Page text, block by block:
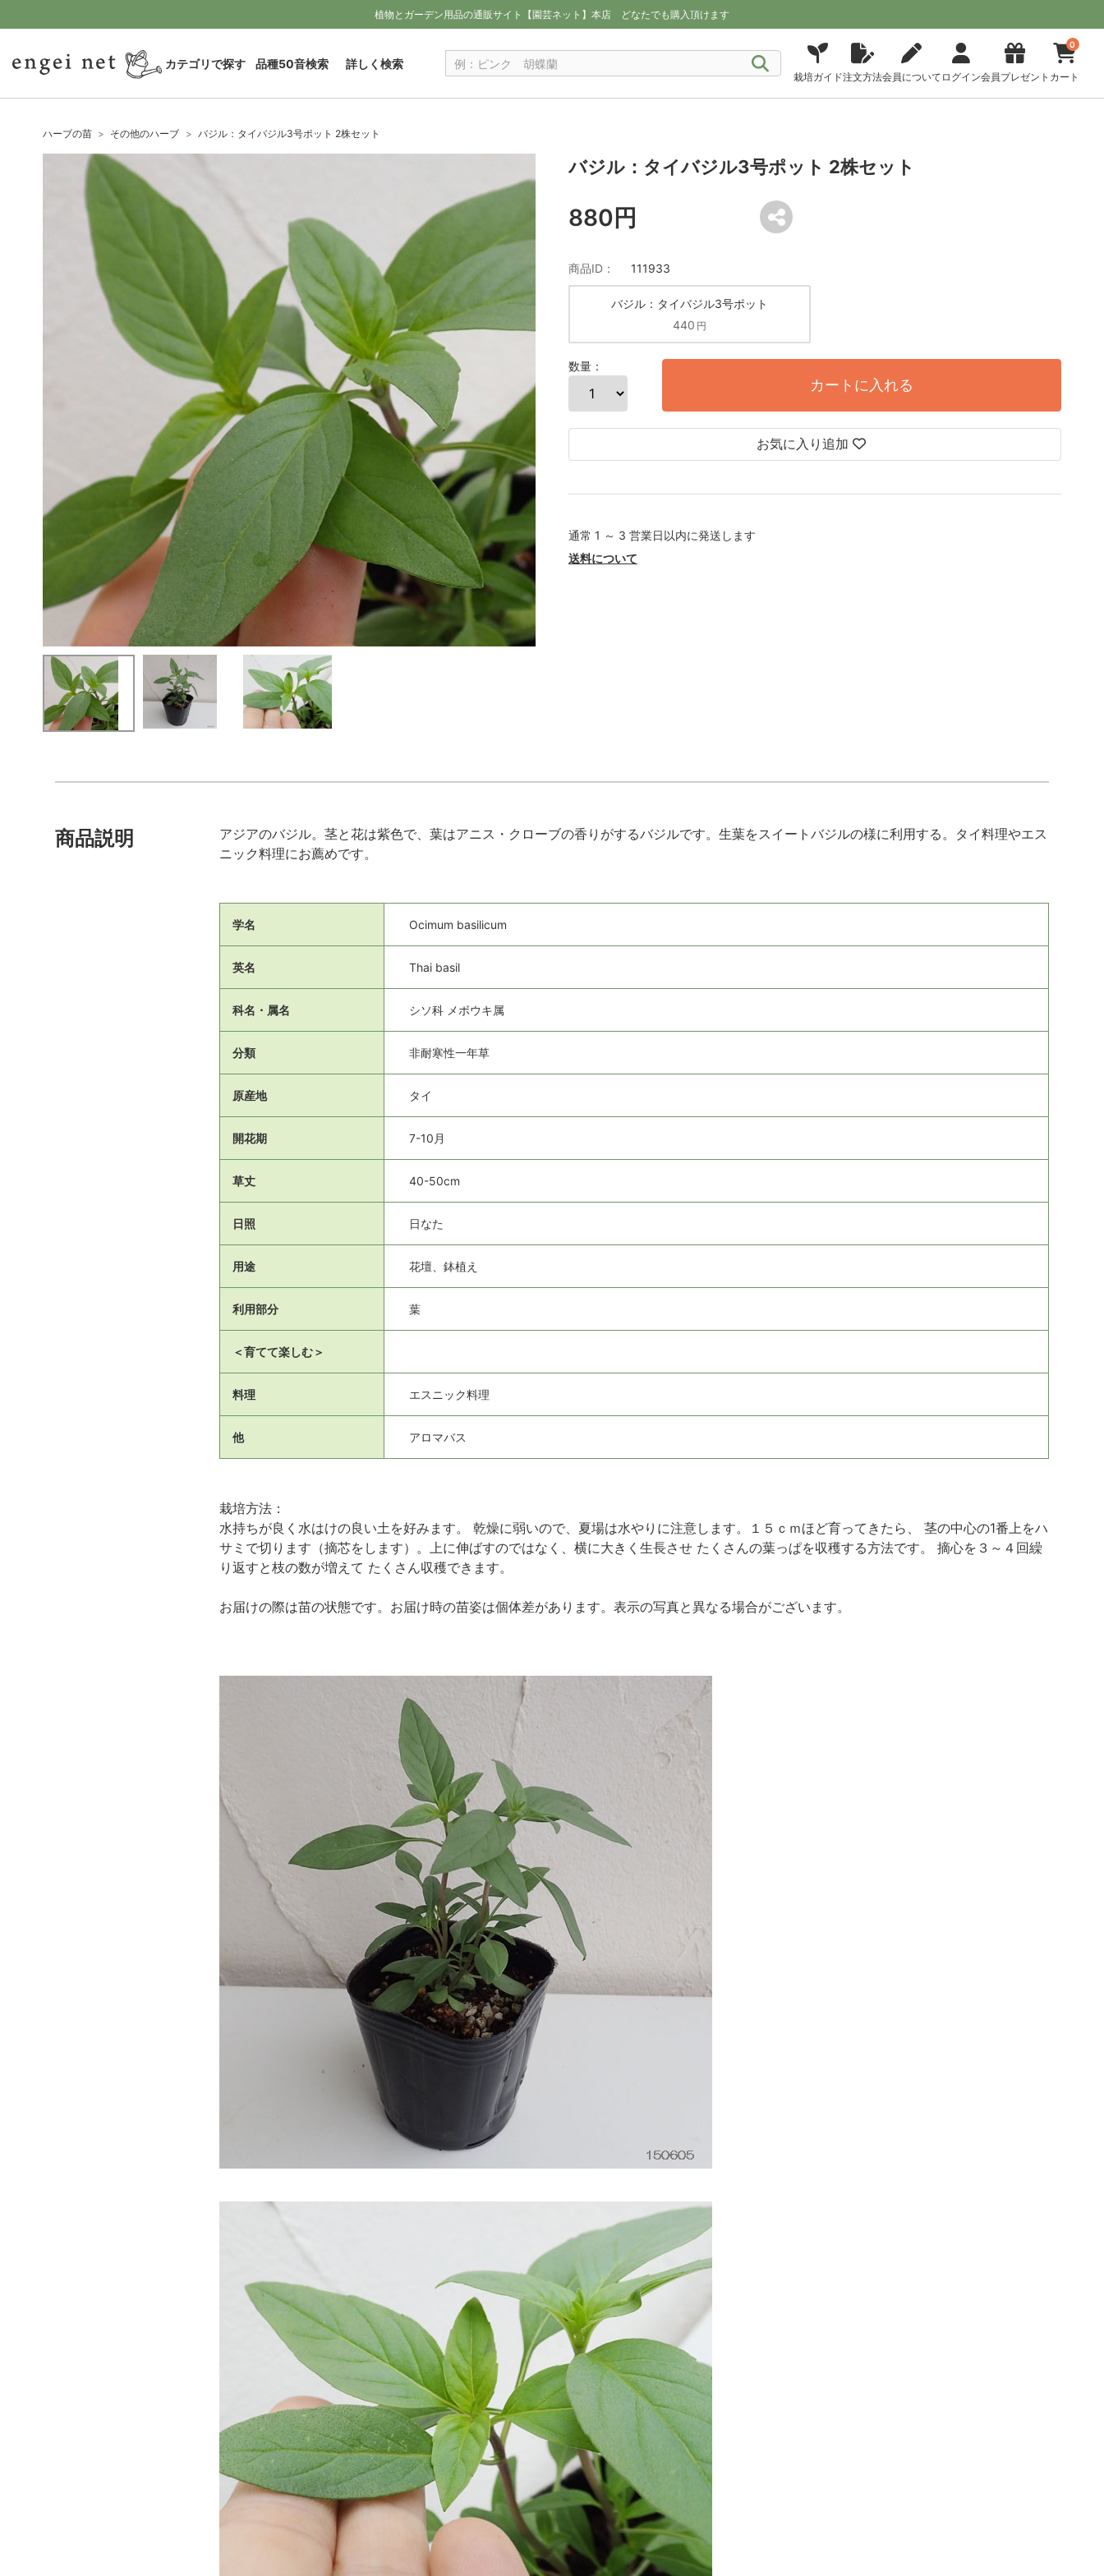
植物とガーデン用品の通販サイト【園芸ネット】本店 どなたでも購入頂けます
カテゴリで探す 品種50音検索 詳しく検索
栽培ガイド注文方法会員について ログイン会員プレゼント
0
カート
ハーブの苗 その他のハーブ バジル：タイバジル3号ポット 2株セット
バジル：タイバジル3号ポット 2株セット
880円
商品ID： 111933
バジル：タイバジル3号ポット
440 円
数量：
カートに入れる
お気に入り追加
通常 1 ～ 3 営業日以内に発送します
送料について
商品説明
アジアのバジル。茎と花は紫色で、葉はアニス・クローブの香りがするバジルです。生葉をスイートバジルの様に利用する。タイ料理やエス
ニック料理にお薦めです。
学名 Ocimum basilicum
英名 Thai basil
科名・属名 シソ科 メボウキ属
分類 非耐寒性一年草
原産地 タイ
開花期 7-10月
草丈 40-50cm
日照 日なた
用途 花壇、鉢植え
利用部分 葉
＜育てて楽しむ＞
料理 エスニック料理
他 アロマバス
栽培方法：
水持ちが良く水はけの良い土を好みます。 乾燥に弱いので、夏場は水やりに注意します。１５ｃｍほど育ってきたら、 茎の中心の1番上をハ
サミで切ります（摘芯をします）。上に伸ばすのではなく、横に大きく生長させ たくさんの葉っぱを収穫する方法です。 摘心を３～４回繰
り返すと枝の数が増えて たくさん収穫できます。
お届けの際は苗の状態です。お届け時の苗姿は個体差があります。表示の写真と異なる場合がございます。